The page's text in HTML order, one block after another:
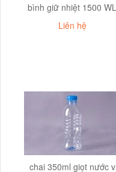
bình giữ nhiệt 1500 WL
Liên hệ
chai 350ml giọt nước v